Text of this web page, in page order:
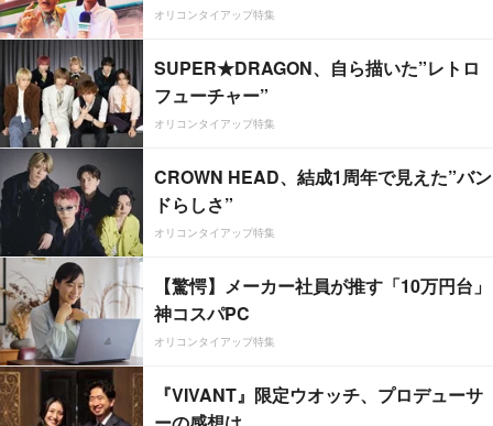
オリコンタイアップ特集
SUPER★DRAGON、自ら描いた”レトロ
フューチャー”
オリコンタイアップ特集
CROWN HEAD、結成1周年で見えた”バン
ドらしさ”
オリコンタイアップ特集
【驚愕】メーカー社員が推す「10万円台」
神コスパPC
オリコンタイアップ特集
『VIVANT』限定ウオッチ、プロデューサ